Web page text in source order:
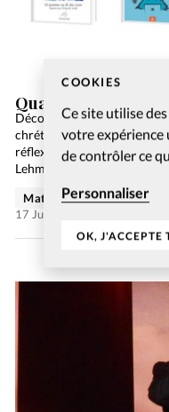
COOKIES
Ce site utilise
votre
de contrôler ce
Personnaliser
OK, J'ACCEPTE
Quatre lectures à
Découvrez quatre
chrétienne: un recueil de
réflexion sur la croissance
Lehmann, éd. Ouverture Le
Matthieu Schmidt
17 Juil 2026